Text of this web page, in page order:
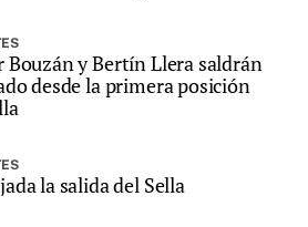
Bouzán y Bertín Llera saldrán
desde la primera posición
la salida del Sella